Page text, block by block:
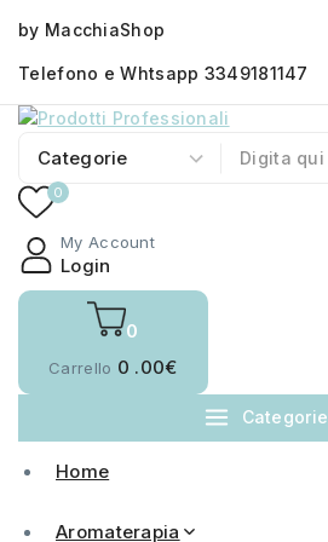
by MacchiaShop
Telefono e Whtsapp 3349181147
0
My Account
Login
0
Carrello 0 .00€
Categorie
Home
Aromaterapia